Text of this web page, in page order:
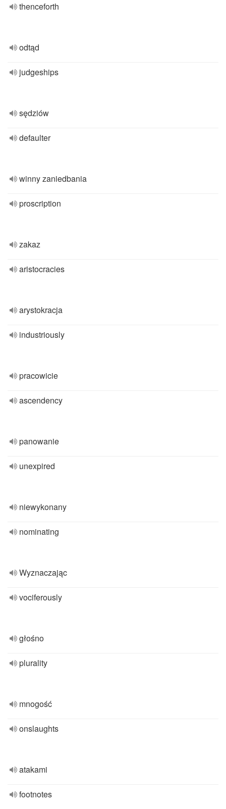
thenceforth
odtąd
judgeships
sędziów
defaulter
winny zaniedbania
proscription
zakaz
aristocracies
arystokracja
industriously
pracowicie
ascendency
panowanie
unexpired
niewykonany
nominating
Wyznaczając
vociferously
głośno
plurality
mnogość
onslaughts
atakami
footnotes